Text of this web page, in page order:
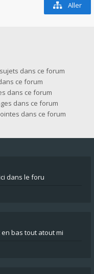
Aller
dans ce forum
ce forum
dans ce forum
dans ce forum
dans ce forum
dans le foru
bas tout atout mi